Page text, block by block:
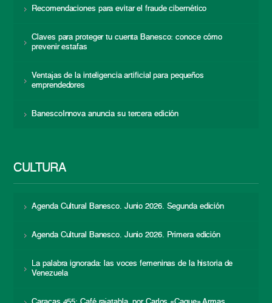
Recomendaciones para evitar el fraude cibernético
Claves para proteger tu cuenta Banesco: conoce cómo
prevenir estafas
Ventajas de la inteligencia artificial para pequeños
emprendedores
BanescoInnova anuncia su tercera edición
CULTURA
Agenda Cultural Banesco. Junio 2026. Segunda edición
Agenda Cultural Banesco. Junio 2026. Primera edición
La palabra ignorada: las voces femeninas de la historia de
Venezuela